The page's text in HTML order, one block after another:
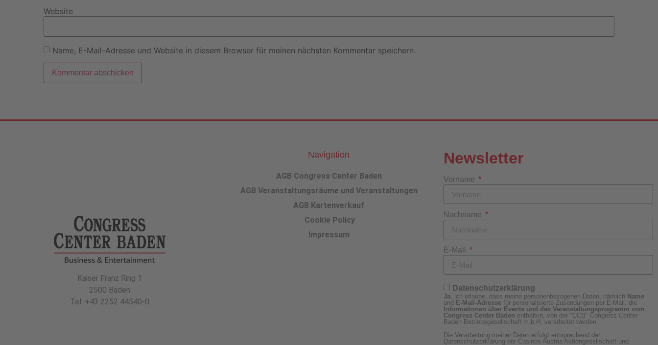
Website
Name, E-Mail-Adresse und Website in diesem Browser für meinen nächsten Kommentar speichern.
Kaiser Franz Ring 1
2500 Baden
Tel: +43 2252 44540-0
Navigation
AGB Congress Center Baden
AGB Veranstaltungsräume und Veranstaltungen
AGB Kartenverkauf
Cookie Policy
Impressum
Newsletter
Vorname
Nachname
E-Mail
Datenschutzerklärung
Ja, ich erlaube, dass meine personenbezogenen Daten, nämlich Name
und E-Mail-Adressefür personalisierte Zusendungen per E-Mail, die
Informationen über Events und das Veranstaltungsprogramm vom
Congress Center Baden enthalten, von der "CCB" Congress Center
Baden Betriebsgesellschaft m.b.H. verarbeitet werden.
Die Verarbeitung meiner Daten erfolgt entsprechend der
Datenschutzerklärung der Casinos Austria Aktiengesellschaft und